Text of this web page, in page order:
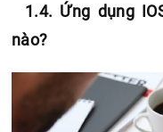
1.4. Ứng dụng
nào?